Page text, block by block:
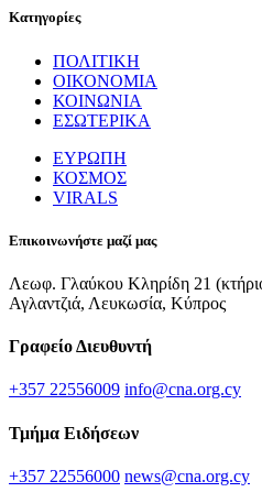
Κατηγορίες
ΠΟΛΙΤΙΚΗ
ΟΙΚΟΝΟΜΙΑ
ΚΟΙΝΩΝΙΑ
ΕΣΩΤΕΡΙΚΑ
ΕΥΡΩΠΗ
ΚΟΣΜΟΣ
VIRALS
Επικοινωνήστε μαζί μας
Λεωφ. Γλαύκου Κληρίδη 21
Αγλαντζιά, Λευκωσία, Κύπρος
Γραφείο Διευθυντή
+357 22556009 info@cna.org.cy
Τμήμα Ειδήσεων
+357 22556000 news@cna.org.cy